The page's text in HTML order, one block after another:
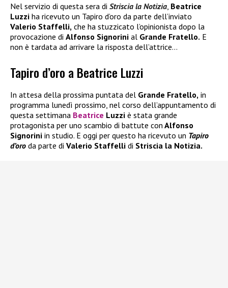
Nel servizio di questa sera di Striscia la Notizia Beatrice
Luzzi ha ricevuto un Tapiro d’oro da parte dell’inviato
Valerio Staffelli, che ha stuzzicato l’opinionista dopo la
provocazione di Alfonso Signorini al Grande Fratello. E
non è tardata ad arrivare la risposta dell’attrice…
Tapiro d’oro a Beatrice Luzzi
In attesa della prossima puntata del Grande Fratello, in
programma lunedì prossimo, nel corso dell’appuntamento di
questa settimana Beatrice Luzzi è stata grande
protagonista per uno scambio di battute con Alfonso
Signorini in studio. E oggi per questo ha ricevuto un Tapiro
d’oro da parte di Valerio Staffelli di Striscia la Notizia.